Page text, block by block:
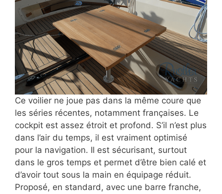
Ce voilier ne joue pas dans la même coure que
les séries récentes, notamment françaises. Le
cockpit est assez étroit et profond. S’il n’est plus
dans l’air du temps, il est vraiment optimisé
pour la navigation. Il est sécurisant, surtout
dans le gros temps et permet d’être bien calé et
d’avoir tout sous la main en équipage réduit.
Proposé, en standard, avec une barre franche,